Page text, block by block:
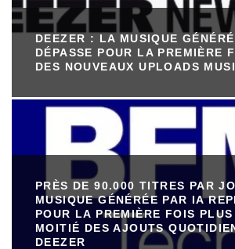
DEEZER : LA MUSIQUE
DÉPASSE POUR LA PREMIÈRE
DES NOUVEAUX UPLOADS
PRÈS DE 90.000 TITRES PAR
MUSIQUE GÉNÉRÉE PAR IA
POUR LA PREMIÈRE FOIS
MOITIÉ DES AJOUTS
DEEZER